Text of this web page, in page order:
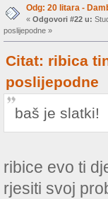
Odg: 20 litara -
« Odgovori #22 u:
poslijepodne »
Citat: ribica
poslijepodne
baš je slatki!
ribice evo ti
rjesiti svoj